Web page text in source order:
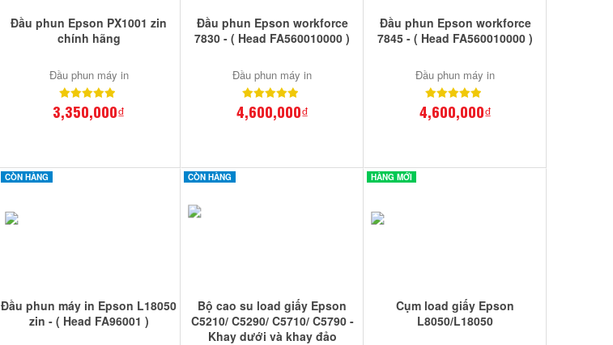
Đầu phun Epson PX1001 zin
chính hãng
Đầu phun máy in
3,350,000₫
Đầu phun Epson workforce
7830 - ( Head FA560010000 )
Đầu phun máy in
4,600,000₫
Đầu phun Epson workforce
7845 - ( Head FA560010000 )
Đầu phun máy in
4,600,000₫
CÒN HÀNG
Đầu phun máy in Epson L18050
zin - ( Head FA96001 )
CÒN HÀNG
Bộ cao su load giấy Epson
C5210/ C5290/ C5710/ C5790 -
Khay dưới và khay đảo
HÀNG MỚI
Cụm load giấy Epson
L8050/L18050